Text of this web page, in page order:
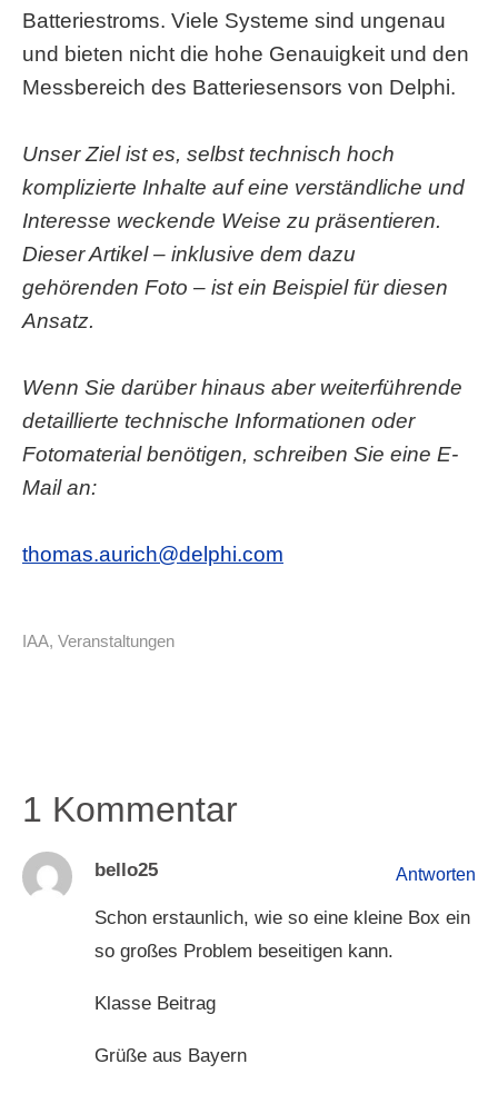
Batteriestroms. Viele Systeme sind ungenau
und bieten nicht die hohe Genauigkeit und den
Messbereich des Batteriesensors von Delphi.
Unser Ziel ist es, selbst technisch hoch
komplizierte Inhalte auf eine verständliche und
Interesse weckende Weise zu präsentieren.
Dieser Artikel – inklusive dem dazu
gehörenden Foto – ist ein Beispiel für diesen
Ansatz.
Wenn Sie darüber hinaus aber weiterführende
detaillierte technische Informationen oder
Fotomaterial benötigen, schreiben Sie eine E-
Mail an:
thomas.aurich@delphi.com
IAA, Veranstaltungen
1 Kommentar
bello25 Antworten
Schon erstaunlich, wie so eine kleine Box ein
so großes Problem beseitigen kann.
Klasse Beitrag
Grüße aus Bayern